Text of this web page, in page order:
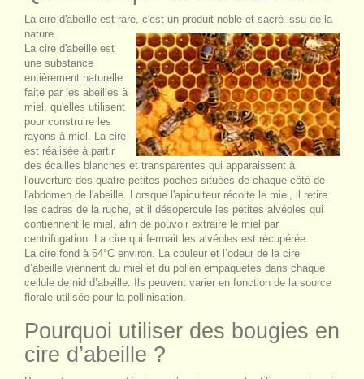
La cire d'abeille est rare, c'est un produit noble et sacré issu de la
nature.
La cire d'abeille est
une substance
entièrement naturelle
faite par les abeilles à
miel, qu'elles utilisent
pour construire les
rayons à miel. La cire
est réalisée à partir
des écailles blanches et transparentes qui apparaissent à
l'ouverture des quatre petites poches situées de chaque côté de
l'abdomen de l'abeille. Lorsque l'apiculteur récolte le miel, il retire
les cadres de la ruche, et il désopercule les petites alvéoles qui
contiennent le miel, afin de pouvoir extraire le miel par
centrifugation. La cire qui fermait les alvéoles est récupérée.
La cire fond à 64°C environ. La couleur et l’odeur de la cire
d’abeille viennent du miel et du pollen empaquetés dans chaque
cellule de nid d’abeille. Ils peuvent varier en fonction de la source
florale utilisée pour la pollinisation.
Pourquoi utiliser des bougies en
cire d’abeille ?